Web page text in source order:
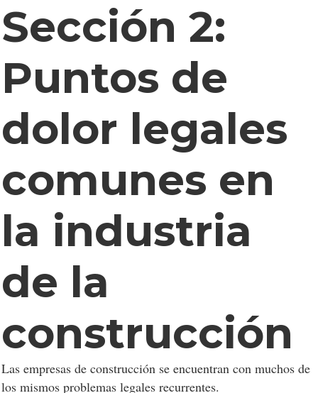
Sección 2:
Puntos de
dolor legales
comunes en
la industria
de la
construcción
Las empresas de construcción se encuentran con muchos de
los mismos problemas legales recurrentes.